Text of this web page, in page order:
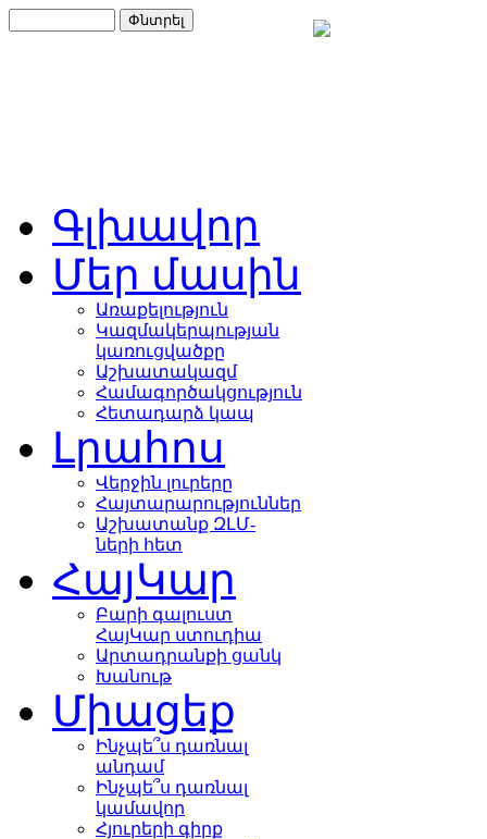
Գլխավոր
Մեր մասին
Առաքելություն
Կազմակերպության
կառուցվածքը
Աշխատակազմ
Համագործակցություն
Հետադարձ կապ
Լրահոս
Վերջին լուրերը
Հայտարարություններ
Աշխատանք ԶԼՄ-
ների հետ
ՀայԿար
Բարի գալուստ
ՀայԿար ստուդիա
Արտադրանքի ցանկ
Խանութ
Միացեք
Ինչպե՞ս դառնալ
անդամ
Ինչպե՞ս դառնալ
կամավոր
Հյուրերի գիրք